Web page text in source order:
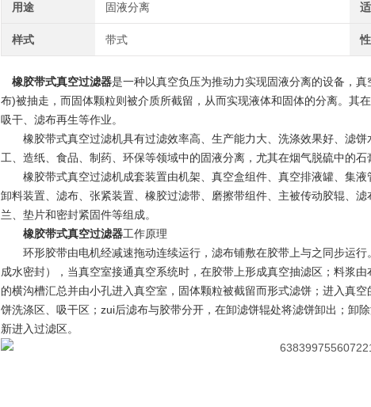
用途 固液分离
样式 带式
橡胶带式真空过滤器是一种以真空负压为推动力实现固液分离的设备，
布)被抽走，而固体颗粒则被介质所截留，从而实现液体和固体的分离。其
吸干、滤布再生等作业。
橡胶带式真空过滤机具有过滤效率高、生产能力大、洗涤效果好、滤饼
工、造纸、食品、制药、环保等领域中的固液分离，尤其在烟气脱硫中的石
橡胶带式真空过滤机成套装置由机架、真空盒组件、真空排液罐、集液
卸料装置、滤布、张紧装置、橡胶过滤带、磨擦带组件、主被传动胶辊、
兰、垫片和密封紧固件等组成。
橡胶带式真空过滤器工作原理
环形胶带由电机经减速拖动连续运行，滤布铺敷在胶带上与之同步运行
成水密封），当真空室接通真空系统时，在胶带上形成真空抽滤区；料浆
的横沟槽汇总并由小孔进入真空室，固体颗粒被截留而形式滤饼；进入真
饼洗涤区、吸干区；zui后滤布与胶带分开，在卸滤饼辊处将滤饼卸出；卸
新进入过滤区。